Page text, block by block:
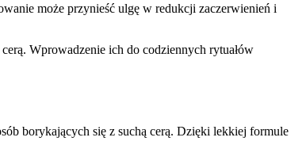
może przynieść ulgę w redukcji zaczerwienień i
Wprowadzenie ich do codziennych rytuałów
borykających się z suchą cerą. Dzięki lekkiej formule